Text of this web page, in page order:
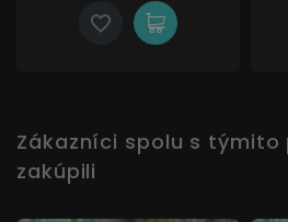
Zákazníci spolu s
zakúpili